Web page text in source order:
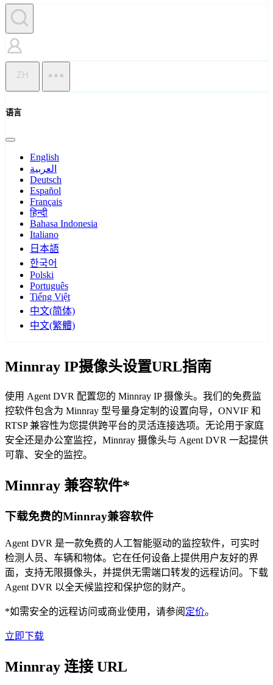
ZH
语言
English
العربية
Deutsch
Español
Français
हिन्दी
Bahasa Indonesia
Italiano
日本語
한국어
Polski
Português
Tiếng Việt
中文(简体)
中文(繁體)
Minnray IP摄像头设置URL指南
使用 Agent DVR 配置您的 Minnray IP 摄像头。我们的免费监
控软件包含为 Minnray 型号量身定制的设置向导，ONVIF 和
RTSP 兼容性为您提供跨平台的灵活连接选项。无论用于家庭
安全还是办公室监控，Minnray 摄像头与 Agent DVR 一起提供
可靠、安全的监控。
Minnray 兼容软件*
下载免费的Minnray兼容软件
Agent DVR 是一款免费的人工智能驱动的监控软件，可实时
检测人员、车辆和物体。它在任何设备上提供用户友好的界
面，支持无限摄像头，并提供无需端口转发的远程访问。下载
Agent DVR 以全天候监控和保护您的财产。
*如需安全的远程访问或商业使用，请参阅 定价。
立即下载
Minnray 连接 URL